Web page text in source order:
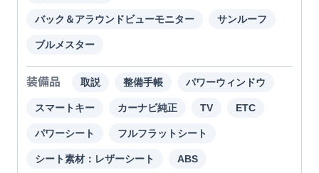
バック＆アラウンドビューモニター サンルーフ
ブルメスター
装備品 取説 整備手帳 パワーウィンドウ
スマートキー カーナビ純正 TV ETC
パワーシート フルフラットシート
シート素材：レザーシート ABS